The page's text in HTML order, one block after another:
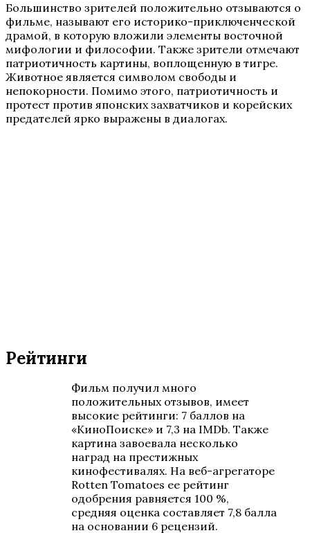
Большинство зрителей положительно отзываются о
фильме, называют его историко-приключенческой
драмой, в которую вложили элементы восточной
мифологии и философии. Также зрители отмечают
патриотичность картины, воплощенную в тигре.
Животное является символом свободы и
непокорности. Помимо этого, патриотичность и
протест против японских захватчиков и корейских
предателей ярко выражены в диалогах.
Рейтинги
Фильм получил много
положительных отзывов, имеет
высокие рейтинги: 7 баллов на
«КиноПоиске» и 7,3 на IMDb. Также
картина завоевала несколько
наград на престижных
кинофестивалях. На веб-агрегаторе
Rotten Tomatoes ее рейтинг
одобрения равняется 100 %,
средняя оценка составляет 7,8 балла
на основании 6 рецензий.